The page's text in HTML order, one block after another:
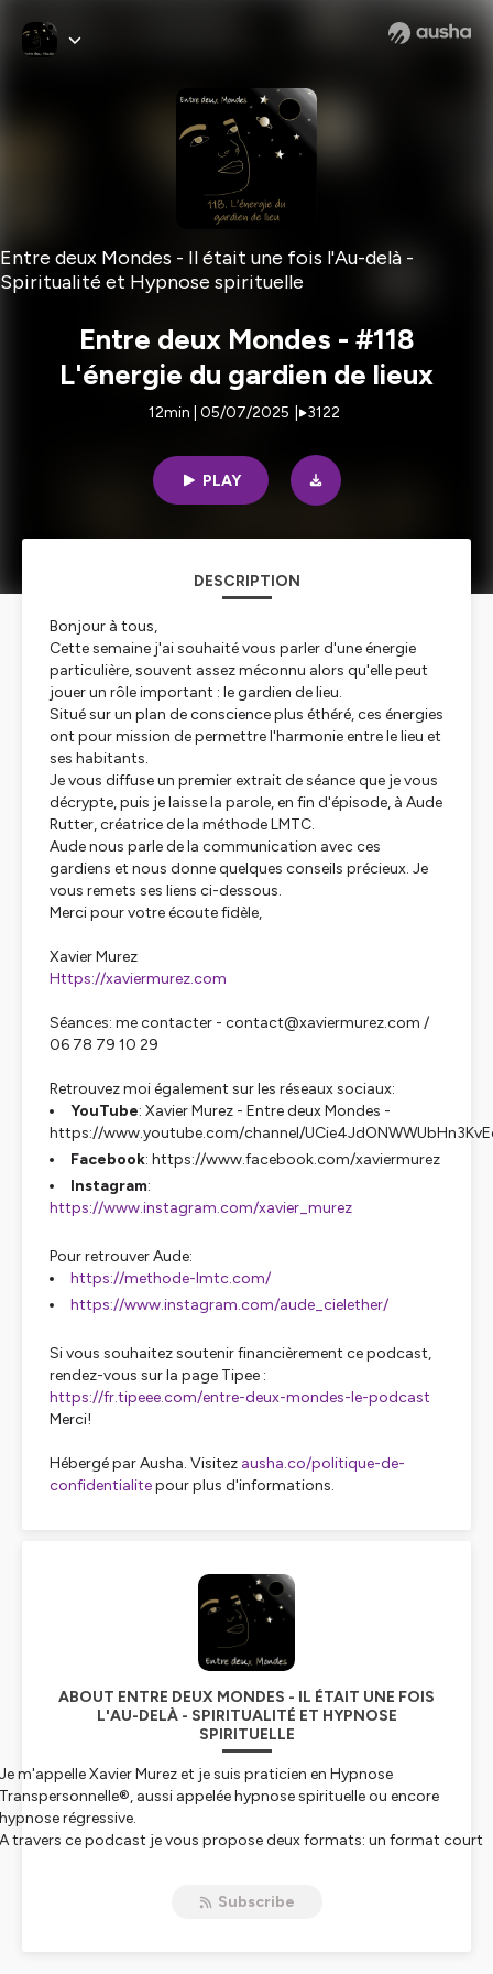
Entre deux Mondes - Il était une fois l'Au-delà -
Spiritualité et Hypnose spirituelle
Entre deux Mondes - #118
L'énergie du gardien de lieux
12min | 05/07/2025 3122
PLAY
DESCRIPTION
Bonjour à tous,
Cette semaine j'ai souhaité vous parler d'une énergie
particulière, souvent assez méconnu alors qu'elle peut
jouer un rôle important : le gardien de lieu.
Situé sur un plan de conscience plus éthéré, ces énergies
ont pour mission de permettre l'harmonie entre le lieu et
ses habitants.
Je vous diffuse un premier extrait de séance que je vous
décrypte, puis je laisse la parole, en fin d'épisode, à Aude
Rutter, créatrice de la méthode LMTC.
Aude nous parle de la communication avec ces
gardiens et nous donne quelques conseils précieux. Je
vous remets ses liens ci-dessous.
Merci pour votre écoute fidèle,
Xavier Murez
Https://xaviermurez.com
Séances: me contacter - contact@xaviermurez.com /
06 78 79 10 29
Retrouvez moi également sur les réseaux sociaux:
YouTube: Xavier Murez - Entre deux Mondes -
https://www.youtube.com/channel/
Facebook: https://www.facebook.com/xaviermurez
Instagram:
https://www.instagram.com/xavier_murez
Pour retrouver Aude:
https://methode-lmtc.com/
https://www.instagram.com/aude_cielether/
Si vous souhaitez soutenir financièrement ce podcast,
rendez-vous sur la page Tipee :
https://fr.tipeee.com/entre-deux-mondes-le-podcast
Merci!
Hébergé par Ausha. Visitez ausha.co/politique-de-
confidentialitepour plus d'informations.
ABOUT ENTRE DEUX MONDES - IL ÉTAIT UNE FOIS
L'AU-DELÀ - SPIRITUALITÉ ET HYPNOSE
SPIRITUELLE
Je m'appelle Xavier Murez et je suis praticien en Hypnose
Transpersonnelle®, aussi appelée hypnose spirituelle ou encore
hypnose régressive.
A travers ce podcast je vous propose deux formats: un format court
personnes qui ont fait du lien à l'invisible un métier, une passion.
Subscribe